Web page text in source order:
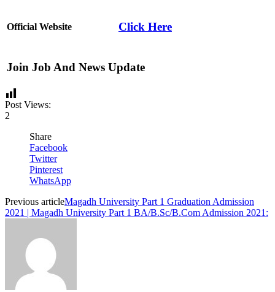
Official Website Click Here
Join Job And News Update
Post Views:
2
Share
Facebook
Twitter
Pinterest
WhatsApp
Previous articleMagadh University Part 1 Graduation Admission
2021 | Magadh University Part 1 BA/B.Sc/B.Com Admission 2021: